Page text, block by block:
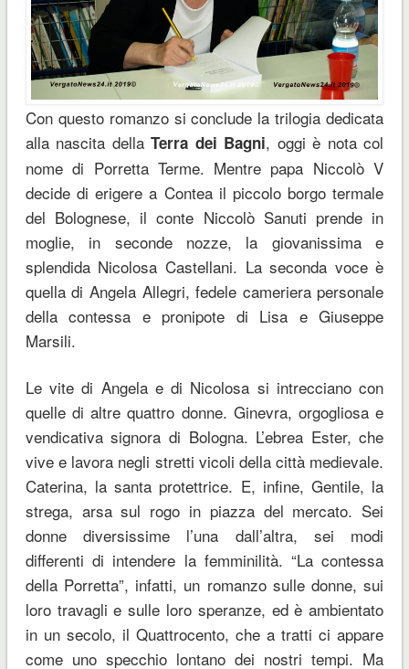
Con questo romanzo si conclude la trilogia dedicata
alla nascita dellaTerra dei Bagni, oggi è nota col
nome di Porretta Terme. Mentre papa Niccolò V
decide di erigere a Contea il piccolo borgo termale
del Bolognese, il conte Niccolò Sanuti prende in
moglie, in seconde nozze, la giovanissima e
splendida Nicolosa Castellani. La seconda voce è
quella di Angela Allegri, fedele cameriera personale
della contessa e pronipote di Lisa e Giuseppe
Marsili.
Le vite di Angela e di Nicolosa si intrecciano con
quelle di altre quattro donne. Ginevra, orgogliosa e
vendicativa signora di Bologna. L’ebrea Ester, che
vive e lavora negli stretti vicoli della città medievale.
Caterina, la santa protettrice. E, infine, Gentile, la
strega, arsa sul rogo in piazza del mercato. Sei
donne diversissime l’una dall’altra, sei modi
differenti di intendere la femminilità. “La contessa
della Porretta”, infatti, un romanzo sulle donne, sui
loro travagli e sulle loro speranze, ed è ambientato
in un secolo, il Quattrocento, che a tratti ci appare
come uno specchio lontano dei nostri tempi. Ma